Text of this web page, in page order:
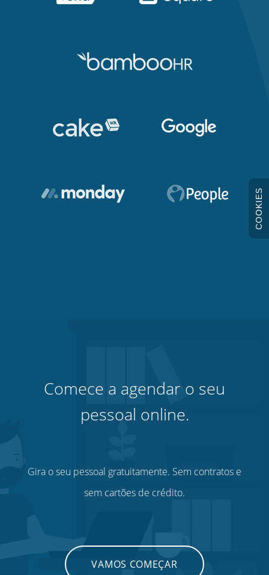
Comece a agendar o seu
pessoal online.
Gira o seu pessoal gratuitamente. Sem contratos e
sem cartões de crédito.
VAMOS COMEÇAR
COOKIES